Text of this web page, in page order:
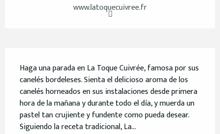
www.latoquecuivree.fr
Haga una parada en La Toque Cuivrée, famosa por sus
canelés bordeleses. Sienta el delicioso aroma de los
canelés horneados en sus instalaciones desde primera
hora de la mañana y durante todo el día, y muerda un
pastel tan crujiente y fundente como pueda desear.
Siguiendo la receta tradicional, La...